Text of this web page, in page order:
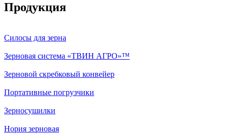
Продукция
Силосы для зерна
Зерновая система «ТВИН АГРО»™
Зерновой скребковый конвейер
Портативные погрузчики
Зерносушилки
Нория зерновая